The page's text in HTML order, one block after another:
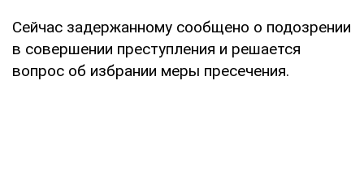
Сейчас задержанному сообщено о подозрении
в совершении преступления и решается
вопрос об избрании меры пресечения.